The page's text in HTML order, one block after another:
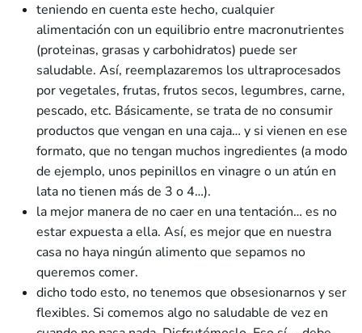
teniendo en cuenta este hecho, cualquier
alimentación con un equilibrio entre macronutrientes
(proteinas, grasas y carbohidratos) puede ser
saludable. Así, reemplazaremos los ultraprocesados
por vegetales, frutas, frutos secos, legumbres, carne,
pescado, etc. Básicamente, se trata de no consumir
productos que vengan en una caja… y si vienen en ese
formato, que no tengan muchos ingredientes (a modo
de ejemplo, unos pepinillos en vinagre o un atún en
lata no tienen más de 3 o 4…).
la mejor manera de no caer en una tentación… es no
estar expuesta a ella. Así, es mejor que en nuestra
casa no haya ningún alimento que sepamos no
queremos comer.
dicho todo esto, no tenemos que obsesionarnos y ser
flexibles. Si comemos algo no saludable de vez en